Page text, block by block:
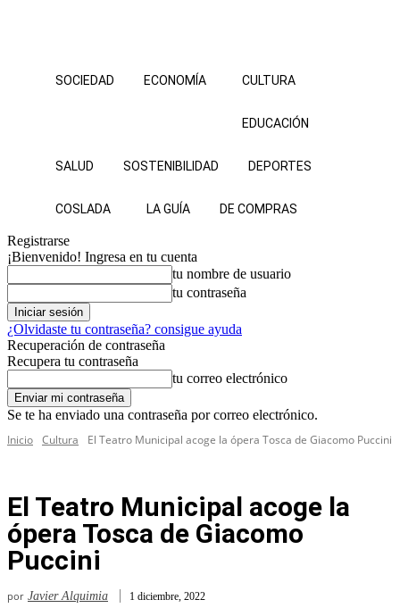
SOCIEDAD ECONOMÍA CULTURA
EDUCACIÓN
SALUD SOSTENIBILIDAD DEPORTES
COSLADA LA GUÍA DE COMPRAS
Registrarse
¡Bienvenido! Ingresa en tu cuenta
tu nombre de usuario
tu contraseña
¿Olvidaste tu contraseña? consigue ayuda
Recuperación de contraseña
Recupera tu contraseña
tu correo electrónico
Se te ha enviado una contraseña por correo electrónico.
Inicio Cultura El Teatro Municipal acoge la ópera Tosca de Giacomo Puccini
El Teatro Municipal acoge la
ópera Tosca de Giacomo
Puccini
por Javier Alquimia 1 diciembre, 2022